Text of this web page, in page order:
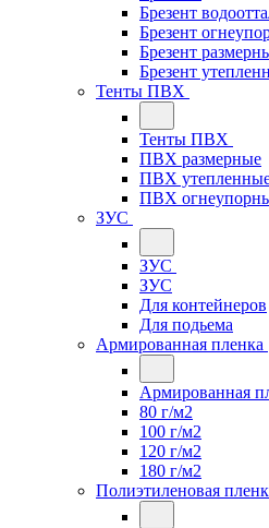
Брезент
Брезент
Брезент
Брезент
Тенты ПВХ
Тенты ПВХ
ПВХ размерные
ПВХ
ПВХ
ЗУС
ЗУС
ЗУС
Для контейнеров
Для подьема
Армированная пленка
Армированная
80 г/м2
100 г/м2
120 г/м2
180 г/м2
Полиэтиленовая